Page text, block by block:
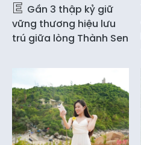
Gần 3 thập kỷ giữ
vững thương hiệu lưu
trú giữa lòng Thành Sen